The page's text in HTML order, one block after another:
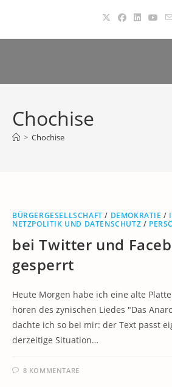
springen
Chochise
> Chochise
BÜRGERGESELLSCHAFT / DEMOKRATIE /
NETZPOLITIK UND DATENSCHUTZ /
bei Twitter und
gesperrt
Heute Morgen habe ich eine alte
hören des zynischen Liedes "Das
dachte ich so bei mir: der Text passt
derzeitige Situation…
8 KOMMENTARE